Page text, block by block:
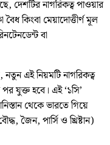
দেশটির নাগরিকত্ব পাওয়ার
কিংবা মেয়াদোত্তীর্ণ মূল
বা
নতুন এই নিয়মটি নাগরিকত্ব
যুক্ত হবে। এই ‘১সি’
থেকে ভারতে গিয়ে
জৈন, পার্সি ও খ্রিষ্টান)